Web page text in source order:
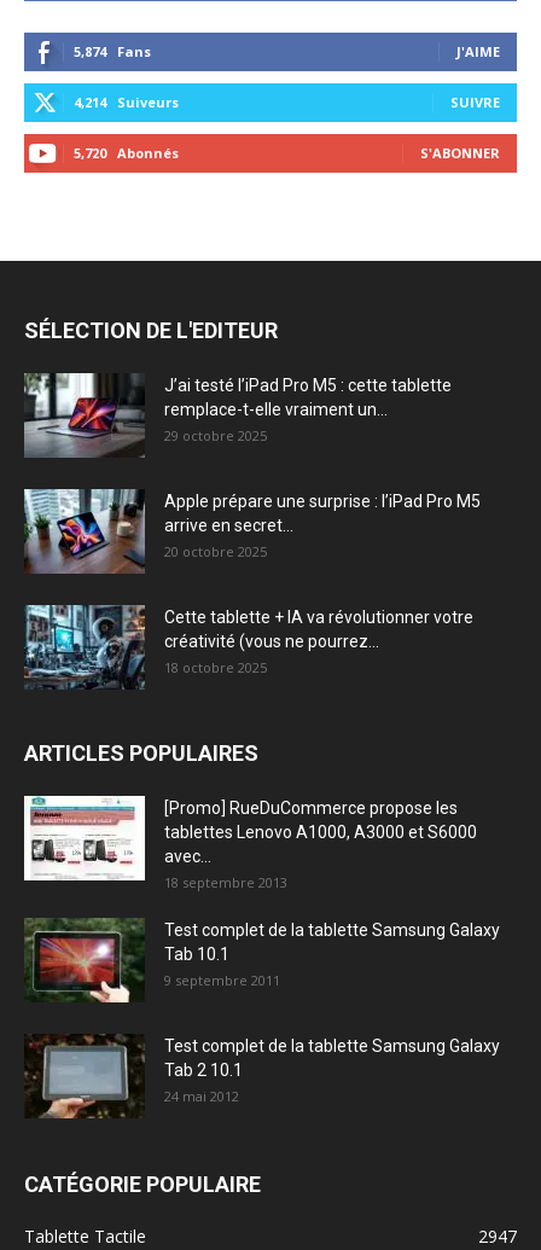
5,874 Fans J'AIME
4,214 Suiveurs SUIVRE
5,720 Abonnés S'ABONNER
SÉLECTION DE L'EDITEUR
J’ai testé l’iPad Pro M5 : cette tablette
remplace-t-elle vraiment un...
29 octobre 2025
Apple prépare une surprise : l’iPad Pro M5
arrive en secret...
20 octobre 2025
Cette tablette + IA va révolutionner votre
créativité (vous ne pourrez...
18 octobre 2025
ARTICLES POPULAIRES
[Promo] RueDuCommerce propose les
tablettes Lenovo A1000, A3000 et S6000
avec...
18 septembre 2013
Test complet de la tablette Samsung Galaxy
Tab 10.1
9 septembre 2011
Test complet de la tablette Samsung Galaxy
Tab 2 10.1
24 mai 2012
CATÉGORIE POPULAIRE
Tablette Tactile
2947